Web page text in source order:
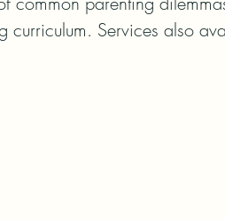
curriculum. Services also